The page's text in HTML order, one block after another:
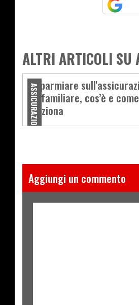
ALTRI ARTICOLI SU
ASSICURAZIONI
Risparmiare
RC familiare, cos’è e come
funziona
Aggiungi un commento